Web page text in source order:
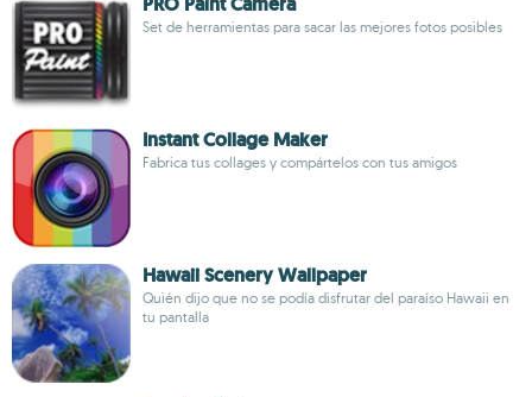
Set de herramientas para sacar las mejores fotos posibles
Instant Collage Maker
Fabrica tus collages y compártelos con tus amigos
Hawaii Scenery Wallpaper
Quién dijo que no se podía disfrutar del paraíso Hawaii en
tu pantalla